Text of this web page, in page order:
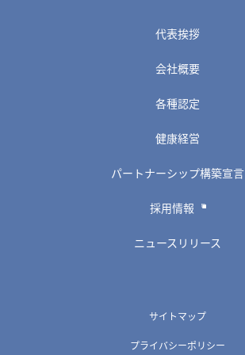
代表挨拶
会社概要
各種認定
健康経営
パートナーシップ構築宣言
採用情報
ニュースリリース
サイトマップ
プライバシーポリシー